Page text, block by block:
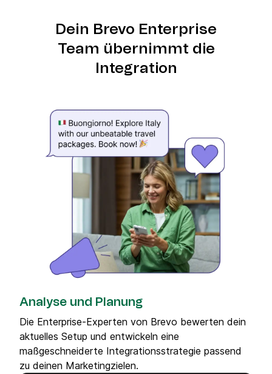
Dein Brevo Enterprise
Team übernimmt die
Integration
Analyse und Planung
Die Enterprise-Experten von Brevo bewerten dein
aktuelles Setup und entwickeln eine
maßgeschneiderte Integrationsstrategie passend
zu deinen Marketingzielen.